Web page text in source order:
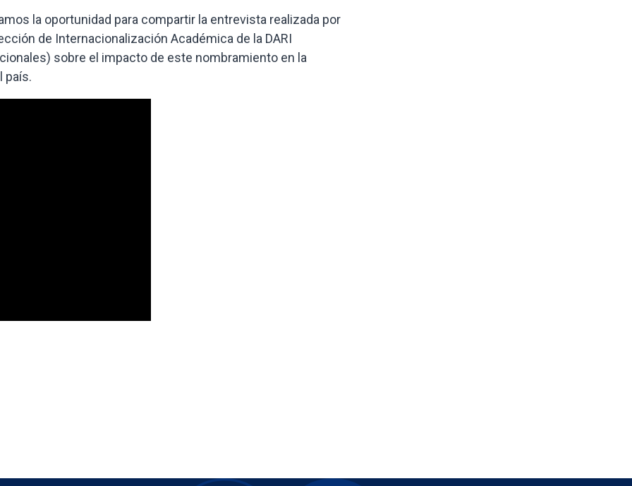
la oportunidad para compartir la entrevista realizada por
de Internacionalización Académica de la DARI
sobre el impacto de este nombramiento en la
país.